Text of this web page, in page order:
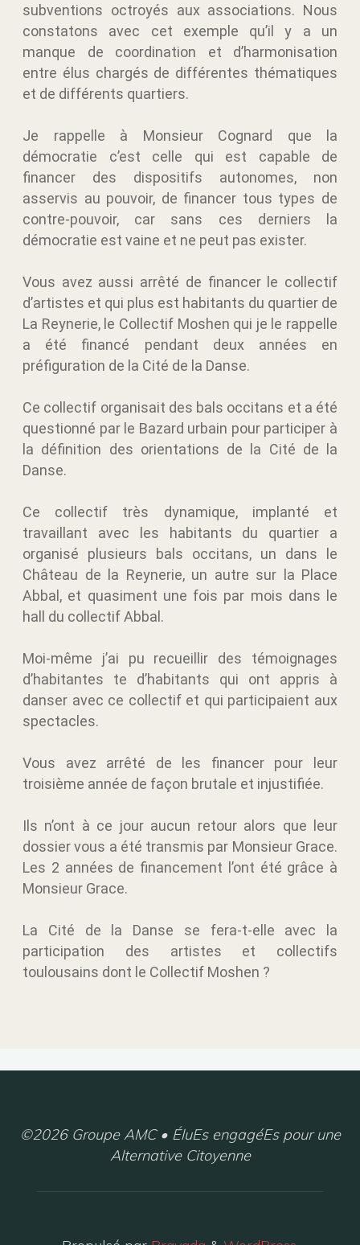
subventions octroyés aux associations. Nous
constatons avec cet exemple qu’il y a un
manque de coordination et d’harmonisation
entre élus chargés de différentes thématiques
et de différents quartiers.
Je rappelle à Monsieur Cognard que la
démocratie c’est celle qui est capable de
financer des dispositifs autonomes, non
asservis au pouvoir, de financer tous types de
contre-pouvoir, car sans ces derniers la
démocratie est vaine et ne peut pas exister.
Vous avez aussi arrêté de financer le collectif
d’artistes et qui plus est habitants du quartier de
La Reynerie, le Collectif Moshen qui je le rappelle
a été financé pendant deux années en
préfiguration de la Cité de la Danse.
Ce collectif organisait des bals occitans et a été
questionné par le Bazard urbain pour participer à
la définition des orientations de la Cité de la
Danse.
Ce collectif très dynamique, implanté et
travaillant avec les habitants du quartier a
organisé plusieurs bals occitans, un dans le
Château de la Reynerie, un autre sur la Place
Abbal, et quasiment une fois par mois dans le
hall du collectif Abbal.
Moi-même j’ai pu recueillir des témoignages
d’habitantes te d’habitants qui ont appris à
danser avec ce collectif et qui participaient aux
spectacles.
Vous avez arrêté de les financer pour leur
troisième année de façon brutale et injustifiée.
Ils n’ont à ce jour aucun retour alors que leur
dossier vous a été transmis par Monsieur Grace.
Les 2 années de financement l’ont été grâce à
Monsieur Grace.
La Cité de la Danse se fera-t-elle avec la
participation des artistes et collectifs
toulousains dont le Collectif Moshen ?
©2026 Groupe AMC • ÉluEs engagéEs pour une
Alternative Citoyenne